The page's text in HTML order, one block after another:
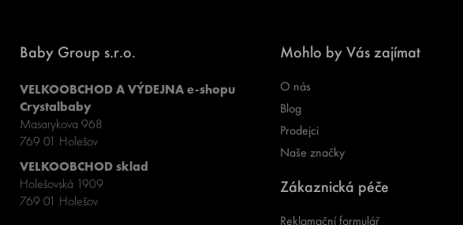
Baby Group s.r.o.
VELKOOBCHOD A VÝDEJNA e-shopu
Crystalbaby
Masarykova 968
769 01 Holešov
VELKOOBCHOD sklad
Holešovská 1909
769 01 Holešov
Mohlo by Vás zajímat
O nás
Blog
Prodejci
Naše značky
Zákaznická péče
Reklamační formulář